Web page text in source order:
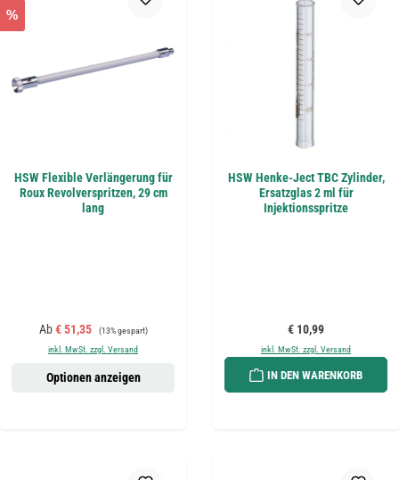
%
HSW Flexible Verlängerung für
Roux Revolverspritzen, 29 cm
lang
Verkaufspreis:
Ab€ 51,35 Regulärer Preis:
(13% gespart)
inkl. MwSt. zzgl. Versand
Optionen anzeigen
HSW Henke-Ject TBC Zylinder,
Ersatzglas 2 ml für
Injektionsspritze
Regulärer Preis:
€ 10,99
inkl. MwSt. zzgl. Versand
IN DEN WARENKORB